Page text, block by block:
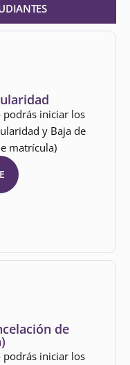
iniciar los
y Baja de
matrícula)
de
iniciar los